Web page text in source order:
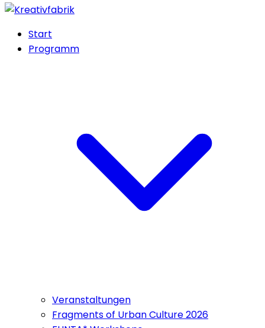
Start
Programm
Veranstaltungen
Fragments of Urban Culture 2026